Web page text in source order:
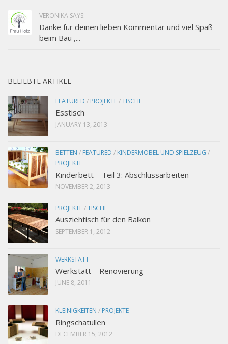
VERONIKA SAYS:
Danke für deinen lieben Kommentar und viel Spaß
beim Bau ,...
BELIEBTE ARTIKEL
FEATURED / PROJEKTE/TISCHE
Esstisch
JANUARY 13, 2013
BETTEN / FEATURED / KINDERMÖBEL UND SPIELZEUG /
PROJEKTE
Kinderbett – Teil 3: Abschlussarbeiten
NOVEMBER 2, 2013
PROJEKTE/TISCHE
Ausziehtisch für den Balkon
SEPTEMBER 1, 2012
WERKSTATT
Werkstatt – Renovierung
JUNE 8, 2011
KLEINIGKEITEN / PROJEKTE
Ringschatullen
DECEMBER 15, 2012